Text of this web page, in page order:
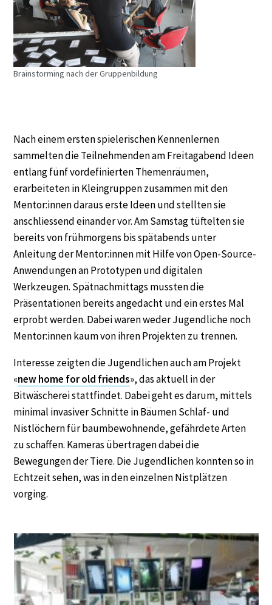
Brainstorming nach der Gruppenbildung
Nach einem ersten spielerischen Kennenlernen
sammelten die Teilnehmenden am Freitagabend Ideen
entlang fünf vordefinierten Themenräumen,
erarbeiteten in Kleingruppen zusammen mit den
Mentor:innen daraus erste Ideen und stellten sie
anschliessend einander vor. Am Samstag tüftelten sie
bereits von frühmorgens bis spätabends unter
Anleitung der Mentor:innen mit Hilfe von Open-Source-
Anwendungen an Prototypen und digitalen
Werkzeugen. Spätnachmittags mussten die
Präsentationen bereits angedacht und ein erstes Mal
erprobt werden. Dabei waren weder Jugendliche noch
Mentor:innen kaum von ihren Projekten zu trennen.
Interesse zeigten die Jugendlichen auch am Projekt
«new home for old friends», das aktuell in der
Bitwäscherei stattfindet. Dabei geht es darum, mittels
minimal invasiver Schnitte in Bäumen Schlaf- und
Nistlöchern für baumbewohnende, gefährdete Arten
zu schaffen. Kameras übertragen dabei die
Bewegungen der Tiere. Die Jugendlichen konnten so in
Echtzeit sehen, was in den einzelnen Nistplätzen
vorging.